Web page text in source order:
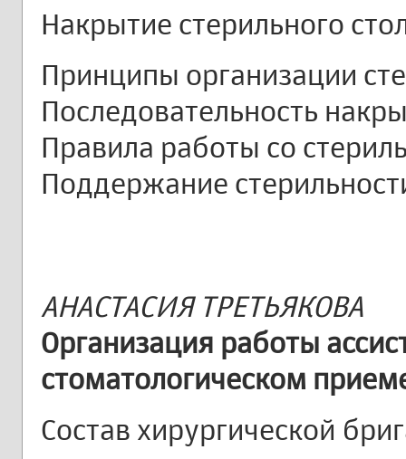
Накрытие стерильного
Принципы организации
Последовательность
Правила работы со
Поддержание
АНАСТАСИЯ ТРЕТЬЯКОВА
Организация работы
стоматологическом
Состав хирургической